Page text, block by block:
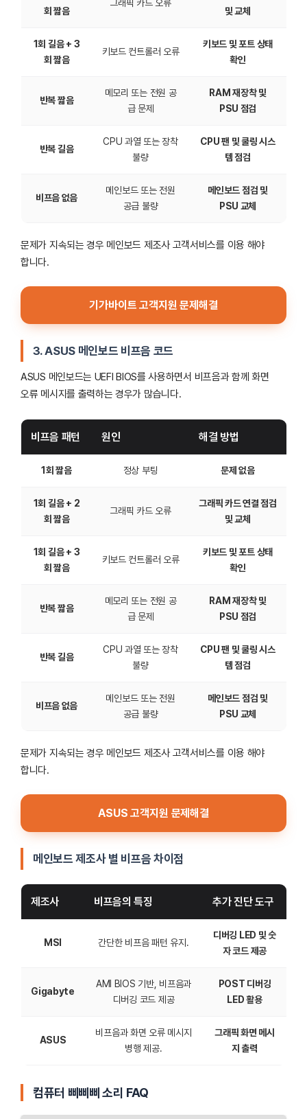
회 짧음
그래픽 카드 오류
및 교체
1회 길음 + 3
회 짧음
키보드 컨트롤러 오류
키보드 및 포트 상태
확인
반복 짧음
메모리 또는 전원 공
급 문제
RAM 재장착 및
PSU 점검
반복 길음
CPU 과열 또는 장착
불량
CPU 팬 및 쿨링 시스
템 점검
비프음 없음
메인보드 또는 전원
공급 불량
메인보드 점검 및
PSU 교체
문제가 지속되는 경우 메인보드 제조사 고객서비스를 이용 해야
합니다.
기가바이트 고객지원 문제해결
3.ASUS 메인보드 비프음 코드
ASUS 메인보드는 UEFI BIOS를 사용하면서 비프음과 함께 화면
오류 메시지를 출력하는 경우가 많습니다.
비프음 패턴 원인 해결 방법
1회 짧음 정상 부팅 문제 없음
1회 길음 + 2
회 짧음
그래픽 카드 오류
그래픽 카드 연결 점검
및 교체
1회 길음 + 3
회 짧음
키보드 컨트롤러 오류
키보드 및 포트 상태
확인
반복 짧음
메모리 또는 전원 공
급 문제
RAM 재장착 및
PSU 점검
반복 길음
CPU 과열 또는 장착
불량
CPU 팬 및 쿨링 시스
템 점검
비프음 없음
메인보드 또는 전원
공급 불량
메인보드 점검 및
PSU 교체
문제가 지속되는 경우 메인보드 제조사 고객서비스를 이용 해야
합니다.
ASUS 고객지원 문제해결
메인보드 제조사 별 비프음 차이점
제조사 비프음의 특징 추가 진단 도구
MSI 간단한 비프음 패턴 유지.
디버깅 LED 및 숫
자 코드 제공
Gigabyte
AMI BIOS 기반, 비프음과
디버깅 코드 제공
POST 디버깅
LED 활용
ASUS
비프음과 화면 오류 메시지
병행 제공.
그래픽 화면 메시
지 출력
컴퓨터 삐삐삐 소리 FAQ